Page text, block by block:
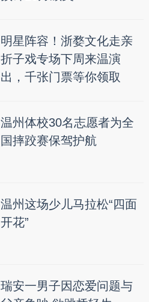
明星阵容！浙婺文化走亲
折子戏专场下周来温演
出，千张门票等你领取
温州体校30名志愿者为全
国摔跤赛保驾护航
温州这场少儿马拉松“四面
开花”
瑞安一男子因恋爱问题与